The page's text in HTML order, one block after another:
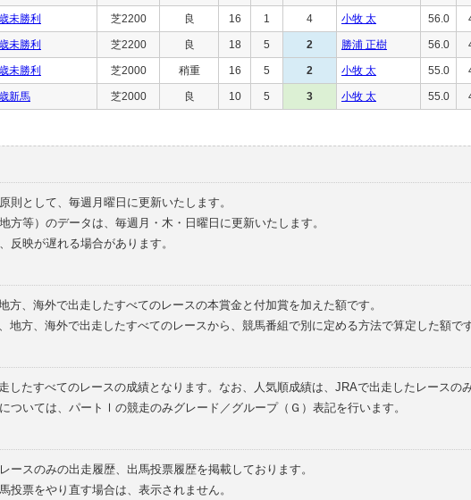
未勝利 芝2200 良 16 1 4 小牧 太 56.0
未勝利 芝2200 良 18 5 2 勝浦 正樹 56.0
未勝利 芝2000 稍重 16 5 2 小牧 太 55.0
新馬 芝2000 良 10 5 3 小牧 太 55.0
則として、毎週月曜日に更新いたします。
方等）のデータは、毎週月・木・日曜日に更新いたします。
反映が遅れる場合があります。
方、海外で出走したすべてのレースの本賞金と付加賞を加えた額です。
地方、海外で出走したすべてのレースから、競馬番組で別に定める方法で算定した額です
したすべてのレースの成績となります。なお、人気順成績は、JRAで出走したレースの
ついては、パートⅠの競走のみグレード／グループ（Ｇ）表記を行います。
ースのみの出走履歴、出馬投票履歴を掲載しております。
投票をやり直す場合は、表示されません。